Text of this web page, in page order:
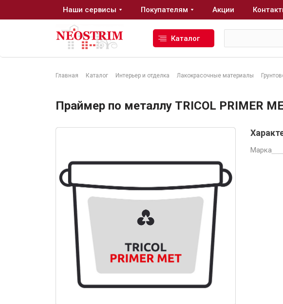
Главная Каталог Интерьер и отделка Лакокрасочные материалы
Праймер по металлу TRICOL PRIMER
Марка
Наши сервисы Покупателям Акции
Каталог
Кровельные материалы
Клеи,
Электро-оборудование